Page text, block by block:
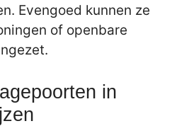
Evengoed kunnen ze
of openbare
in